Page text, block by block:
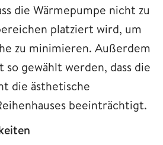
die Wärmepumpe nicht zu
platziert wird, um
zu minimieren. Außerdem
gewählt werden, dass die
die ästhetische
beeinträchtigt.